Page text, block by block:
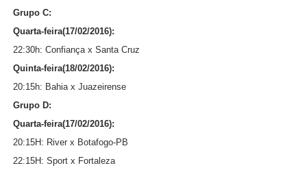
Grupo C:
Quarta-feira(17/02/2016):
22:30h: Confiança x Santa Cruz
Quinta-feira(18/02/2016):
20:15h: Bahia x Juazeirense
Grupo D:
Quarta-feira(17/02/2016):
20:15H: River x Botafogo-PB
22:15H: Sport x Fortaleza